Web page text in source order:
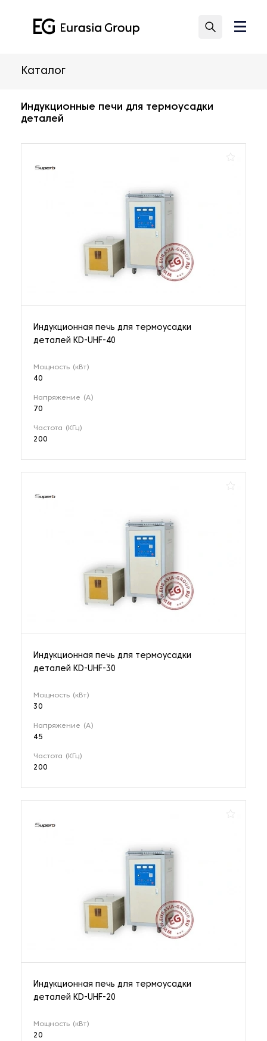
Каталог
Индукционные печи для термоусадки
деталей
Индукционная печь для термоусадки
деталей KD-UHF-40
Мощность (кВт)
40
Напряжение (А)
70
Частота (КГц)
200
Индукционная печь для термоусадки
деталей KD-UHF-30
Мощность (кВт)
30
Напряжение (А)
45
Частота (КГц)
200
Индукционная печь для термоусадки
деталей KD-UHF-20
Мощность (кВт)
20